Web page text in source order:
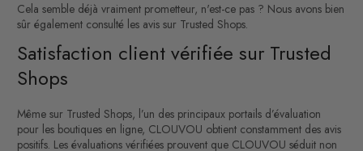
Cela semble déjà vraiment prometteur, n'est-ce pas ? Nous avons bien
sûr également consulté les avis sur Trusted Shops.
Satisfaction client vérifiée sur Trusted
Shops
Même sur Trusted Shops, l’un des principaux portails d’évaluation
pour les boutiques en ligne, CLOUVOU obtient constamment des avis
positifs. Les évaluations vérifiées prouvent que CLOUVOU séduit non